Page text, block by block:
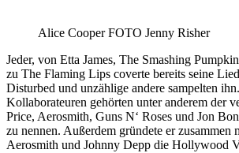
Alice Cooper FOTO Jenny Risher
Jeder, von Etta James, The Smashing
zu The Flaming Lips coverte bereits seine
Disturbed und unzählige andere sampelten
Kollaborateuren gehörten unter anderem der
Price, Aerosmith, Guns N‘ Roses und Jon
zu nennen. Außerdem gründete er zusammen
Aerosmith und Johnny Depp die Hollywood